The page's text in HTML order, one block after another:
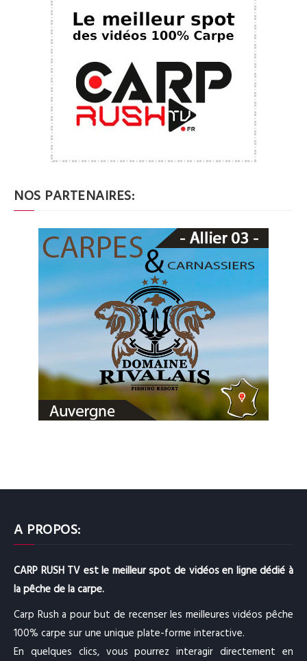
NOS PARTENAIRES:
A PROPOS:
CARP RUSH TV est le meilleur spot de vidéos en ligne dédié à
la pêche de la carpe.
Carp Rush a pour but de recenser les meilleures vidéos pêche
100% carpe sur une unique plate-forme interactive.
En quelques clics, vous pourrez interagir directement en